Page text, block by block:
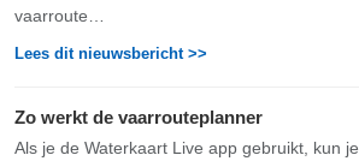
vaarroute…
Lees dit nieuwsbericht >>
Zo werkt de vaarrouteplanner
Als je de Waterkaart Live app gebruikt, kun je